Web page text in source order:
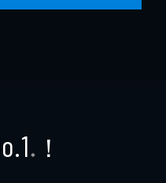
※ ！